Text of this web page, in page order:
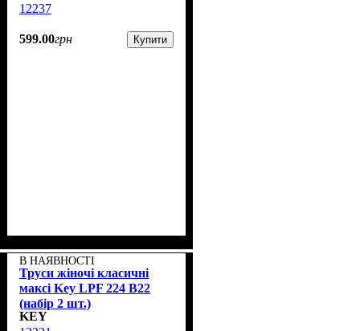
12237
599.00грн Купити
В НАЯВНОСТІ
Труси жіночі класичні
максі Key LPF 224 B22
(набір 2 шт.)
KEY